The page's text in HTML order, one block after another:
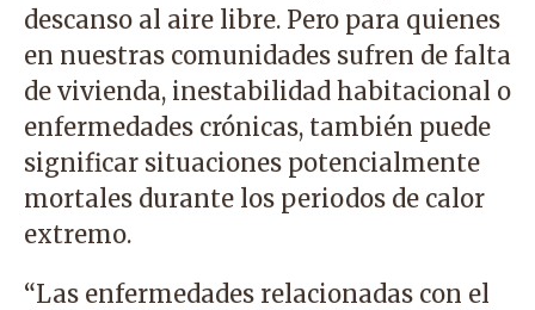
descanso al aire libre. Pero para quienes
en nuestras comunidades sufren de falta
de vivienda, inestabilidad habitacional o
enfermedades crónicas, también puede
significar situaciones potencialmente
mortales durante los periodos de calor
extremo.
“Las enfermedades relacionadas con el